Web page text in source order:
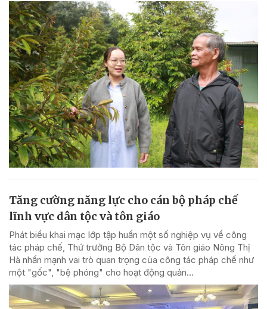
Tăng cường năng lực cho cán bộ pháp chế
lĩnh vực dân tộc và tôn giáo
Phát biểu khai mạc lớp tập huấn một số nghiệp vụ về công
tác pháp chế, Thứ trưởng Bộ Dân tộc và Tôn giáo Nông Thị
Hà nhấn mạnh vai trò quan trọng của công tác pháp chế như
một "gốc", "bệ phóng" cho hoạt động quản...